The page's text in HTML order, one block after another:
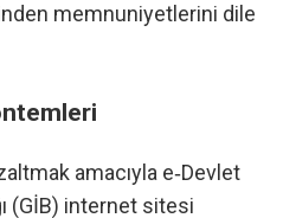
memnuniyetlerini dile
amacıyla e‑Devlet
(GİB) internet sitesi